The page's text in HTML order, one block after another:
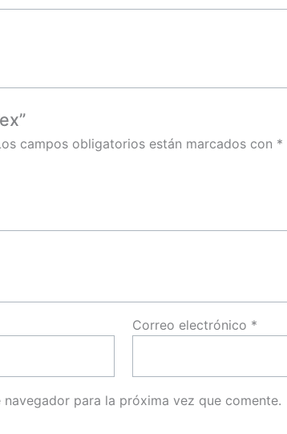
campos obligatorios están marcados con *
Correo electrónico *
para la próxima vez que comente.